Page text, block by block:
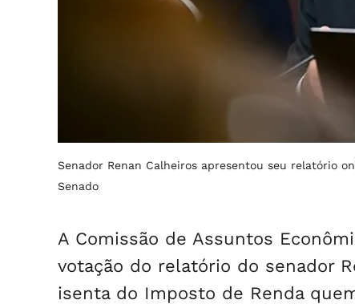
Senador Renan Calheiros apresentou seu relatório
Senado
A Comissão de Assuntos
votação do relatório do senador
isenta do Imposto de Renda